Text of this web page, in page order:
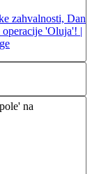
zahvalnosti, Dan
'Oluja'! |
na